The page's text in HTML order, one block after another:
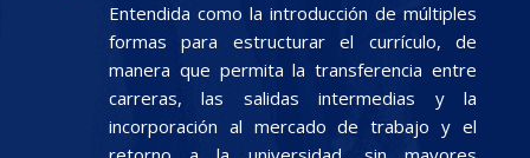
Entendida como la introducción de múltiples
formas para estructurar el currículo, de
manera que permita la transferencia entre
carreras, las salidas intermedias y la
incorporación al mercado de trabajo y el